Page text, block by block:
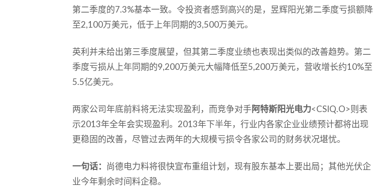
第二季度的7.3%基本一致。令投资者感到高兴的是，昱辉阳光第二季度亏损额降
至2,100万美元，低于上年同期的3,500万美元。
英利并未给出第三季度展望，但其第二季度业绩也表现出类似的改善趋势。第二
季度亏损从上年同期的9,200万美元大幅降低至5,200万美元，营收增长约10%至
5.5亿美元。
两家公司年底前料将无法实现盈利，而竞争对手阿特斯阳光电力<CSIQ.O>则表
示2013年全年会实现盈利。2013年下半年，行业内各家企业业绩预计都将出现
更稳固的改善，尽管过去两年的大规模亏损令各家公司的财务状况堪忧。
一句话：
尚德电力料将很快宣布重组计划，现有股东基本上要出局；其他光伏企
业今年剩余时间料企稳。